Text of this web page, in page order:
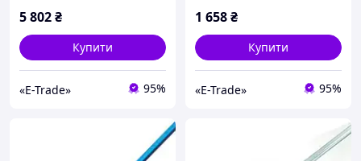
5 802₴
Купити
«E-Trade» 95%
1 658₴
Купити
«E-Trade» 95%